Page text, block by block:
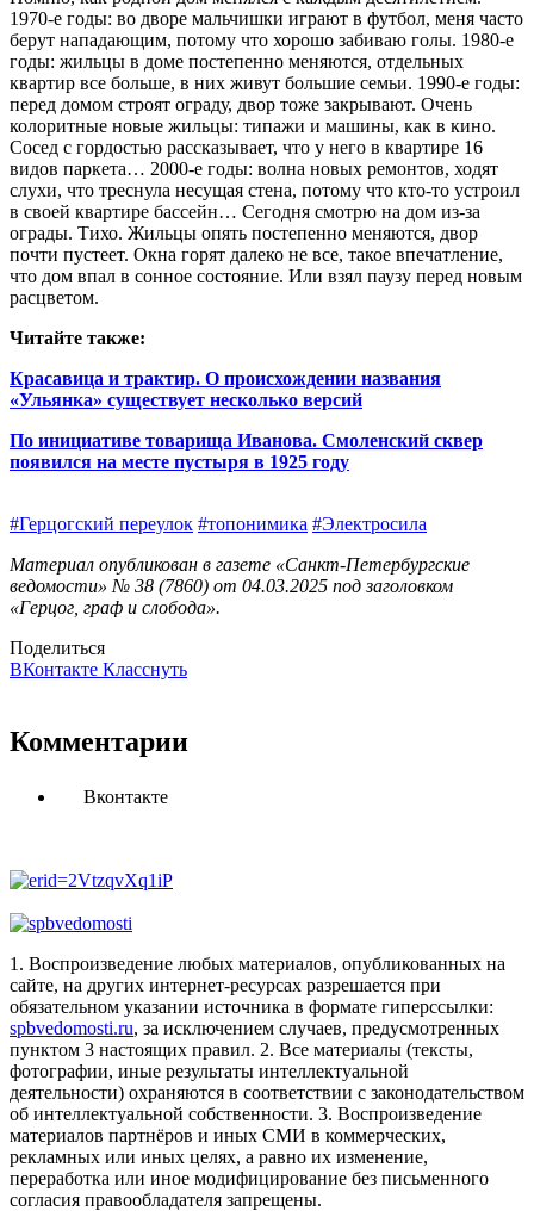
1970‑е годы: во дворе мальчишки играют в футбол, меня часто
берут нападающим, потому что хорошо забиваю голы. 1980‑е
годы: жильцы в доме постепенно меняются, отдельных
квартир все больше, в них живут большие семьи. 1990‑е годы:
перед домом строят ограду, двор тоже закрывают. Очень
колоритные новые жильцы: типажи и машины, как в кино.
Сосед с гордостью рассказывает, что у него в квартире 16
видов паркета… 2000‑е годы: волна новых ремонтов, ходят
слухи, что треснула несущая стена, потому что кто‑то устроил
в своей квартире бассейн… Сегодня смотрю на дом из‑за
ограды. Тихо. Жильцы опять постепенно меняются, двор
почти пустеет. Окна горят далеко не все, такое впечатление,
что дом впал в сонное состояние. Или взял паузу перед новым
расцветом.
Читайте также:
Красавица и трактир. О происхождении названия
«Ульянка» существует несколько версий
По инициативе товарища Иванова. Смоленский сквер
появился на месте пустыря в 1925 году
#Герцогский переулок #топонимика #Электросила
Материал опубликован в газете «Санкт-Петербургские
ведомости» № 38 (7860) от 04.03.2025 под заголовком
«Герцог, граф и слобода».
Поделиться
ВКонтакте Класснуть
Комментарии
Вконтакте
1. Воспроизведение любых материалов, опубликованных на
сайте, на других интернет-ресурсах разрешается при
обязательном указании источника в формате гиперссылки:
spbvedomosti.ru, за исключением случаев, предусмотренных
пунктом 3 настоящих правил. 2. Все материалы (тексты,
фотографии, иные результаты интеллектуальной
деятельности) охраняются в соответствии с законодательством
об интеллектуальной собственности. 3. Воспроизведение
материалов партнёров и иных СМИ в коммерческих,
рекламных или иных целях, а равно их изменение,
переработка или иное модифицирование без письменного
согласия правообладателя запрещены.